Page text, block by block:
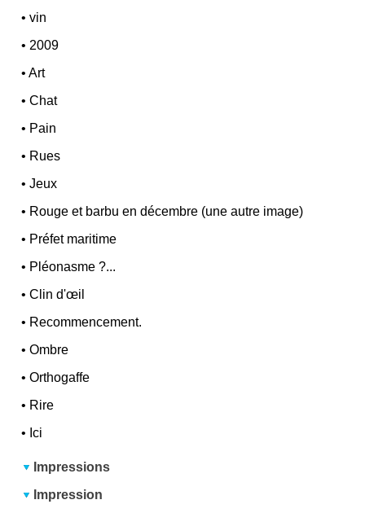
•vin
• 2009
•Art
•Chat
• Pain
• Rues
•Jeux
• Rouge et barbu en décembre (une autre image)
• Préfet maritime
• Pléonasme ?...
•Clin d'œil
• Recommencement.
•Ombre
•Orthogaffe
• Rire
• Ici
Impressions
Impression